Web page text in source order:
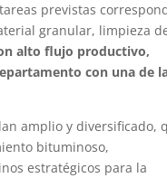
previstas
granular, limpieza
alto flujo productivo,
con una de
amplio y diversificado,
bituminoso,
estratégicos para la